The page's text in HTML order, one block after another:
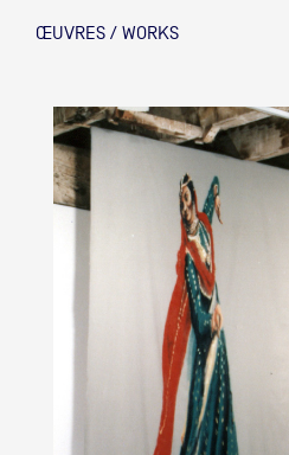
Actions
ŒUVRES / WORKS